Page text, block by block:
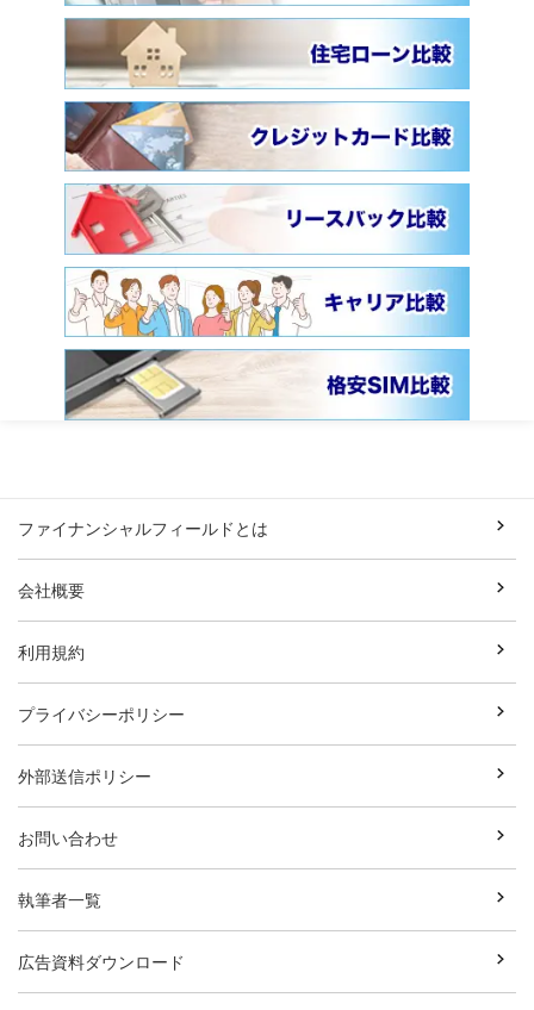
ファイナンシャルフィールドとは
会社概要
利用規約
プライバシーポリシー
外部送信ポリシー
お問い合わせ
執筆者一覧
広告資料ダウンロード